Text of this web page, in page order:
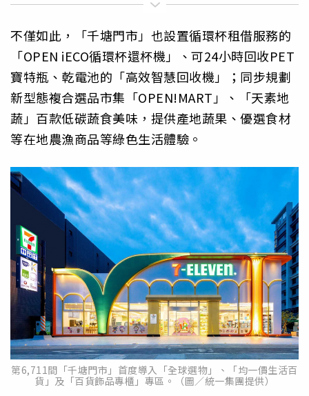
不僅如此，「千塘門市」也設置循環杯租借服務的
「OPEN iECO循環杯還杯機」、可24小時回收PET
寶特瓶、乾電池的「高效智慧回收機」；同步規劃
新型態複合選品市集「OPEN!MART」、「天素地
蔬」百款低碳蔬食美味，提供產地蔬果、優選食材
等在地農漁商品等綠色生活體驗。
第6,711間「千塘門市」首度導入「全球選物」、「均一價生活百
貨」及「百貨飾品專櫃」專區。（圖／統一集團提供）